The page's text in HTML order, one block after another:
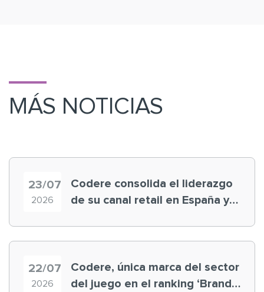
MÁS NOTICIAS
23/07
2026
Codere consolida el liderazgo
de su canal retail en España y
22/07
2026
Codere, única marca del sector
del juego en el ranking ‘Brand